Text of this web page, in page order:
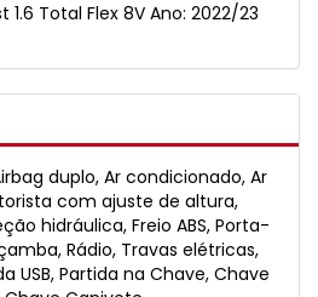
1.6 Total Flex 8V Ano: 2022/23
duplo, Ar condicionado, Ar
com ajuste de altura,
hidráulica, Freio ABS, Porta-
Rádio, Travas elétricas,
USB, Partida na Chave, Chave